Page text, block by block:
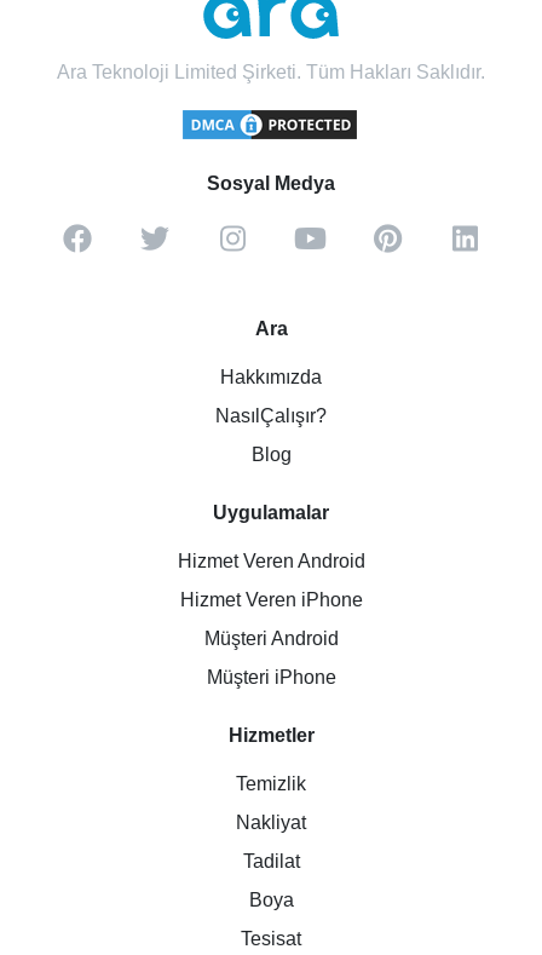
Ara Teknoloji Limited Şirketi. Tüm Hakları Saklıdır.
Sosyal Medya
Ara
Hakkımızda
NasılÇalışır?
Blog
Uygulamalar
Hizmet Veren Android
Hizmet Veren iPhone
Müşteri Android
Müşteri iPhone
Hizmetler
Temizlik
Nakliyat
Tadilat
Boya
Tesisat